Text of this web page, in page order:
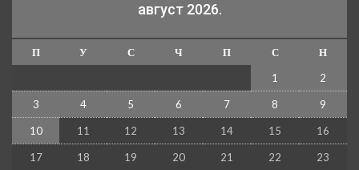
август 2026.
П У С Ч П С
Н
1
2
3 4 5 6 7 8 9
10 11 12 13 14 15 16
17 18 19 20 21 22 23